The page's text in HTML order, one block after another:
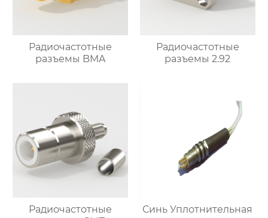
Радиочастотные
разъемы BMA
Радиочастотные
разъемы 2.92
Радиочастотные
Синь Уплотнительная